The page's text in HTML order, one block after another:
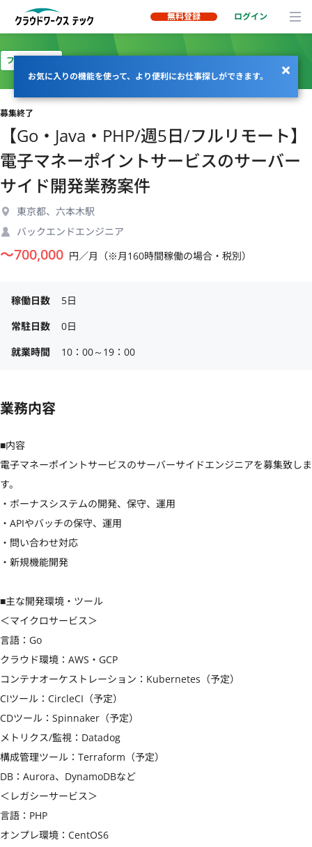
無料登録 ログイン
お気に入りの機能を使って、より便利にお仕事探しができます。
フルリモート
募集終了
【Go・Java・PHP/週5日/フルリモート】
電子マネーポイントサービスのサーバー
サイド開発業務案件
東京都、六本木駅
バックエンドエンジニア
〜700,000 円／月（※月160時間稼働の場合・税別）
稼働日数
5日
常駐日数
0日
就業時間
10：00～19：00
業務内容
■内容
電子マネーポイントサービスのサーバーサイドエンジニアを募集致しま
す。
・ボーナスシステムの開発、保守、運用
・APIやバッチの保守、運用
・問い合わせ対応
・新規機能開発
■主な開発環境・ツール
＜マイクロサービス＞
言語：Go
クラウド環境：AWS・GCP
コンテナオーケストレーション：Kubernetes（予定）
CIツール：CircleCI（予定）
CDツール：Spinnaker（予定）
メトリクス/監視：Datadog
構成管理ツール：Terraform（予定）
DB：Aurora、DynamoDBなど
＜レガシーサービス＞
言語：PHP
オンプレ環境：CentOS6